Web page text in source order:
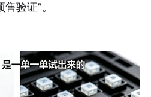
验证”。